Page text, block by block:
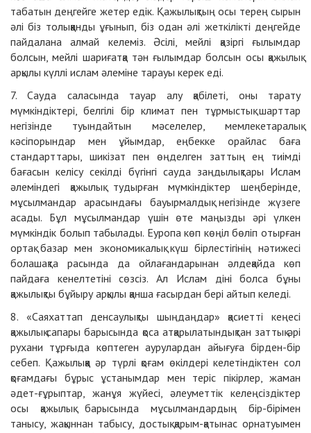
табатын деңгейге жетер едік. Қажылықтың осы терең сырын
әлі біз толыққанды ұғынып, біз одан әлі жеткілікті деңгейде
пайдалана алмай келеміз. Әсілі, мейлі қазіргі ғылымдар
болсын, мейлі шариғатқа тән ғылымдар болсын осы қажылық
арқылы күллі ислам әлеміне тарауы керек еді.
7. Сауда саласында тауар алу қабілеті, оны тарату
мүмкіндіктері, белгілі бір климат пен тұрмыстық шарттар
негізінде туындайтын мәселелер, мемлекетаралық
кәсіпорындар мен ұйымдар, еңбекке орайлас баға
стандарттары, шикізат пен өңделген заттың ең тиімді
бағасын келісу секілді бүгінгі сауда заңдылықтары Ислам
әлеміндегі қажылық тудырған мүмкіндіктер шеңберінде,
мұсылмандар арасындағы бауырмалдық негізінде жүзеге
асады. Бұл мұсылмандар үшін өте маңызды әрі үлкен
мүмкіндік болып табылады. Еуропа көп көңіл бөліп отырған
ортақ базар мен экономикалық күш бірлестігінің нәтижесі
болашақта расында да ойлағандарынан әлдеқайда көп
пайдаға кенелтетіні сөзсіз. Ал Ислам діні болса бұны
қажылықты бұйыру арқылы қанша ғасырдан бері айтып келеді.
8. «Саяхаттап денсаулықты шыңдаңдар» қасиетті кеңесі
қажылық сапары барысында қоса атқарылатындықтан заттық әрі
рухани тұрғыда көптеген аурулардан айығуға бірден-бір
себеп. Қажылыққа әр түрлі қоғам өкілдері келетіндіктен сол
қоғамдағы бұрыс ұстанымдар мен теріс пікірлер, жаман
әдет-ғұрыптар, жанұя жүйесі, әлеуметтік келеңсіздіктер
осы қажылық барысында мұсылмандардың бір-бірімен
танысу, жақыннан табысу, достық қарым-қатынас орнатуымен